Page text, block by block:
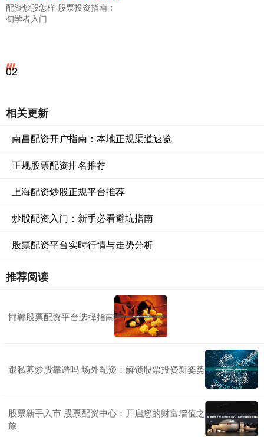
配资炒股怎样 股票投资指南：
初学者入门
02
相关更新
南昌配资开户指南：本地正规渠道速览
正规股票配资排名推荐
上海配资炒股正规平台推荐
炒股配资入门：新手必看避坑指南
股票配资平台实时行情与走势分析
推荐阅读
邯郸股票配资平台选择指南
跟私募炒股靠谱吗 场外配资：解锁股票投资新姿势
股票新手入市 股票配资中心：开启您的财富增值之
旅